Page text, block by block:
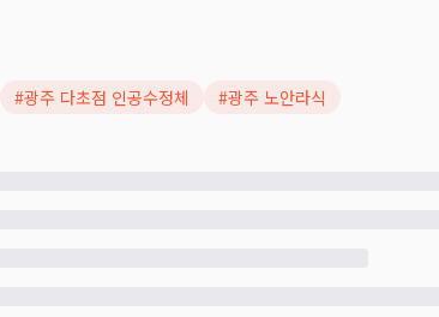
#광주 다초점 인공수정체 #광주 노안라식